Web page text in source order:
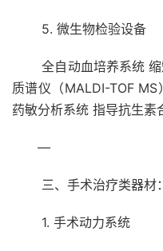
5. 微生物检验设备
全自动血培养系统 缩
质谱仪（MALDI-TOF MS
药敏分析系统 指导抗生素
—
三、手术治疗类器材
1. 手术动力系统